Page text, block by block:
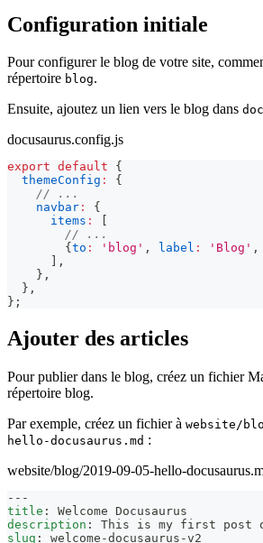
Configuration initiale
Pour configurer le blog de votre site,
répertoire blog.
Ensuite, ajoutez un lien vers le blog dans
docusaurus.config.js
export default
{
themeConfig :
{
// ...
navbar :
{
items :
// ...
{ to : 'blog' , label : 'Blog' ,
,
} ,
} ,
} ;
Ajouter des articles
Pour publier dans le blog, créez un fichier
répertoire blog.
Par exemple, créez un fichier à website/
hello-docusaurus.md :
website/blog/2019-09-05-hello-
---
title :
Welcome Docusaurus
description :
This is my first post
slug : welcome -docusaurus -v2